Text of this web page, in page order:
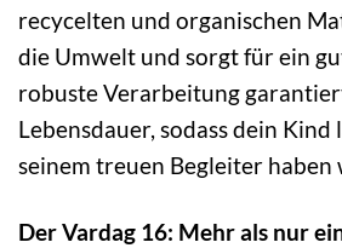
recycelten und organischen
die Umwelt und sorgt für ein
robuste Verarbeitung
Lebensdauer, sodass dein Kind
seinem treuen Begleiter haben
Der Vardag 16: Mehr als nur